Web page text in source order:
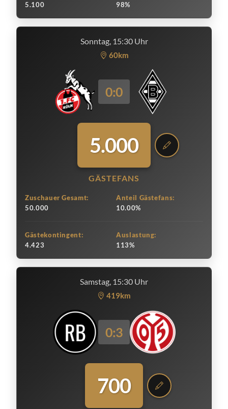
5.100
98%
Sonntag, 15:30 Uhr
60km
0:0
5.000
GÄSTEFANS
Zuschauer Gesamt:
50.000
Anteil Gästefans:
10.00%
Gästekontingent:
4.423
Auslastung:
113%
Samstag, 15:30 Uhr
419km
0:3
700